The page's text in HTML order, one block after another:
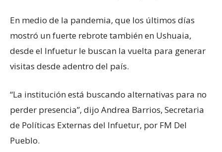
En medio de la pandemia, que los últimos días
mostró un fuerte rebrote también en Ushuaia,
desde el Infuetur le buscan la vuelta para generar
visitas desde adentro del país.
“La institución está buscando alternativas para no
perder presencia”, dijo Andrea Barrios, Secretaria
de Políticas Externas del Infuetur, por FM Del
Pueblo.